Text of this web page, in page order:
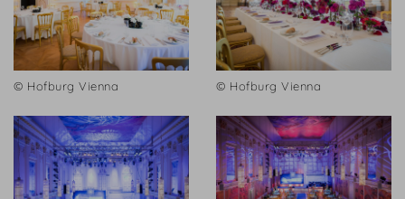
© Hofburg Vienna © Hofburg Vienna